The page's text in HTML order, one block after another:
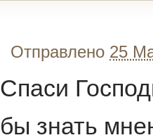
Отправлено 25
Спаси
бы знать